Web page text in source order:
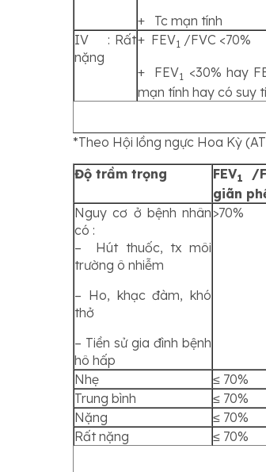
+ Tc mạn tính
IV : Rất
nặng
+ FEV1 /FVC <70%
+ FEV1 <30% hay
mạn tính hay có suy
*Theo Hội lồng ngực Hoa Kỳ
Độ trầm trọng
FEV1
/
giãn
Nguy cơ ở bệnh nhân
có :
– Hút thuốc, tx môi
trường ô nhiễm
– Ho, khạc đàm, khó
thở
– Tiền sử gia đình bệnh
hô hấp
>70%
Nhẹ ≤ 70%
Trung bình
≤ 70%
Nặng
≤ 70%
Rất nặng
≤ 70%